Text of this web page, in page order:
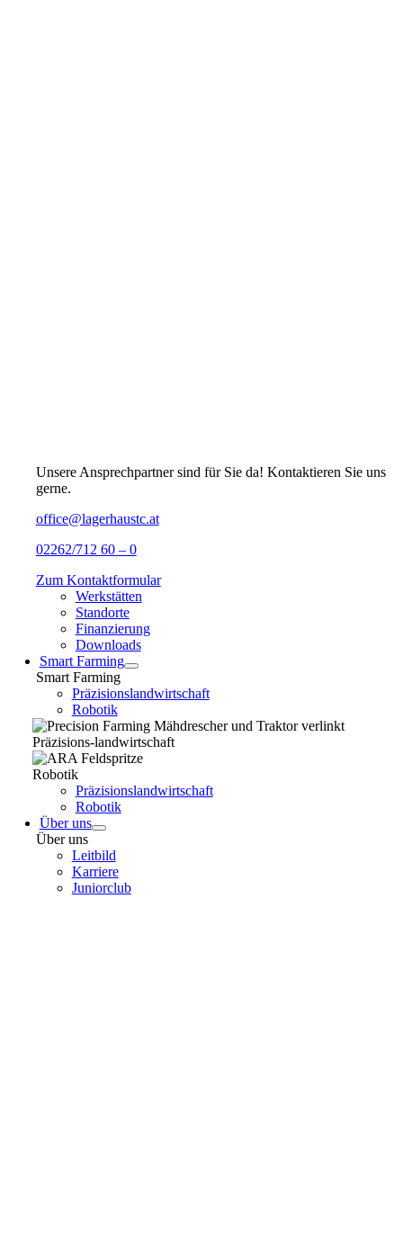
Unsere Ansprechpartner sind für Sie da! Kontaktieren Sie uns
gerne.
office@lagerhaustc.at
02262/712 60 – 0
Zum Kontaktformular
Werkstätten
Standorte
Finanzierung
Downloads
Smart Farming
Smart Farming
Präzisionslandwirtschaft
Robotik
Präzisions-landwirtschaft
Robotik
Präzisionslandwirtschaft
Robotik
Über uns
Über uns
Leitbild
Karriere
Juniorclub